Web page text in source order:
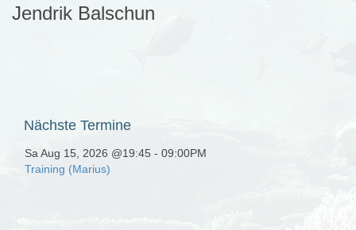
Jendrik Balschun
Nächste Termine
Sa Aug 15, 2026 @19:45 - 09:00PM
Training (Marius)